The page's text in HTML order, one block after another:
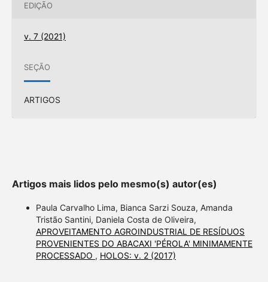
EDIÇÃO
v. 7 (2021)
SEÇÃO
ARTIGOS
Artigos mais lidos pelo mesmo(s) autor(es)
Paula Carvalho Lima, Bianca Sarzi Souza, Amanda
Tristão Santini, Daniela Costa de Oliveira,
APROVEITAMENTO AGROINDUSTRIAL DE RESÍDUOS
PROVENIENTES DO ABACAXI 'PÉROLA' MINIMAMENTE
PROCESSADO , HOLOS: v. 2 (2017)